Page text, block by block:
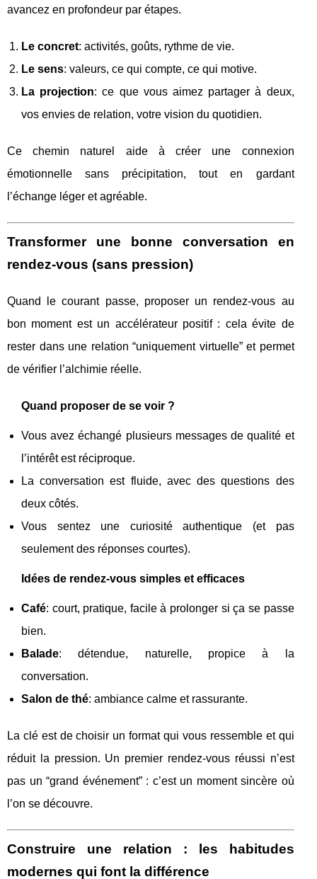
avancez en profondeur par étapes.
Le concret: activités, goûts, rythme de vie.
Le sens: valeurs, ce qui compte, ce qui motive.
La projection: ce que vous aimez partager à deux,
vos envies de relation, votre vision du quotidien.
Ce chemin naturel aide à créer une connexion
émotionnelle sans précipitation, tout en gardant
l’échange léger et agréable.
Transformer une bonne conversation en
rendez-vous (sans pression)
Quand le courant passe, proposer un rendez-vous au
bon moment est un accélérateur positif : cela évite de
rester dans une relation “uniquement virtuelle” et permet
de vérifier l’alchimie réelle.
Quand proposer de se voir ?
Vous avez échangé plusieurs messages de qualité et
l’intérêt est réciproque.
La conversation est fluide, avec des questions des
deux côtés.
Vous sentez une curiosité authentique (et pas
seulement des réponses courtes).
Idées de rendez-vous simples et efficaces
Café: court, pratique, facile à prolonger si ça se passe
bien.
Balade: détendue, naturelle, propice à la
conversation.
Salon de thé: ambiance calme et rassurante.
La clé est de choisir un format qui vous ressemble et qui
réduit la pression. Un premier rendez-vous réussi n’est
pas un “grand événement” : c’est un moment sincère où
l’on se découvre.
Construire une relation : les habitudes
modernes qui font la différence